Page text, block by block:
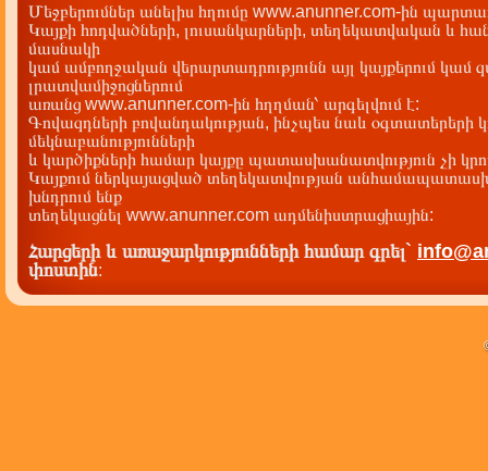
Հայ ընտանիքի ինքնության
բաղկացուցիչ մաս
քաղաքականությունը ՀՀ ազ•ային
բաղկացուցիչ մաս
Ամոյան Չոլո Ղարամանի
Իբոյան Տարզան Ռաշիդի
Դնզզյան Մումինատ
Վարդանյան Կումբերտ Հակոբի
Դավթուկ, Դավթակ
Մեջբերումներ անելիս հղումը www.anunner.com-ին
Կայքի հոդվածների, լուսանկարների, տեղեկատվական և
մասնակի
կամ ամբողջական վերարտադրությունն այլ կայքերում կամ
լրատվամիջոցներում
առանց www.anunner.com-ին հղղման՝ արգելվում է:
Գովազդների բովանդակության, ինչպես նաև օգտատերերի
մեկնաբանությունների
և կարծիքների համար կայքը պատասխանատվություն չի
Կայքում ներկայացված տեղեկատվության
խնդրում ենք
տեղեկացնել www.anunner.com ադմենիստրացիային:
Հարցերի և առաջարկությունների համար գրել`
փոստին: